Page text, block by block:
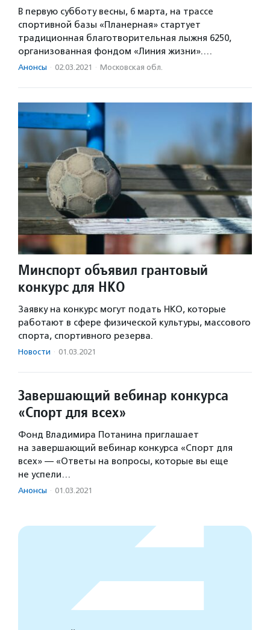
В первую субботу весны, 6 марта, на трассе
спортивной базы «Планерная» стартует
традиционная благотворительная лыжня 6250,
организованная фондом «Линия жизни».…
Анонсы · 02.03.2021 · Московская обл.
Минспорт объявил грантовый
конкурс для НКО
Заявку на конкурс могут подать НКО, которые
работают в сфере физической культуры, массового
спорта, спортивного резерва.
Новости · 01.03.2021
Завершающий вебинар конкурса
«Спорт для всех»
Фонд Владимира Потанина приглашает
на завершающий вебинар конкурса «Спорт для
всех» — «Ответы на вопросы, которые вы еще
не успели…
Анонсы · 01.03.2021